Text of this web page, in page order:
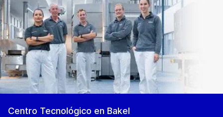
Centro Tecnológico en Bakel